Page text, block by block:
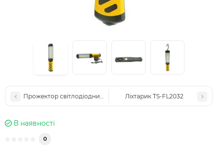
Прожектор світлодіодний PROTESTER FL-1002W
Ліхтарик TS-FL2032
В наявності
0